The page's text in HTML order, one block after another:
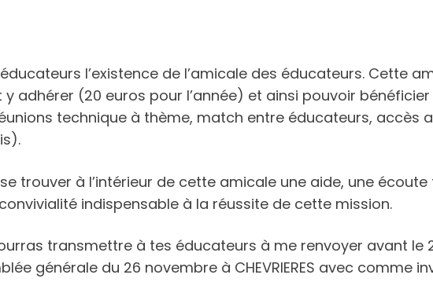
l’existence de l’amicale des éducateurs. Cette
adhérer (20 euros pour l’année) et ainsi pouvoir
technique à thème, match entre éducateurs, accès
trouver à l’intérieur de cette amicale une aide, une
indispensable à la réussite de cette mission.
transmettre à tes éducateurs à me renvoyer avant le
générale du 26 novembre à CHEVRIERES avec comme